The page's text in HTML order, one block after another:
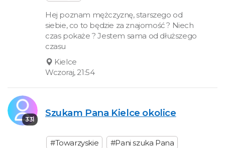
Hej poznam mężczyznę, starszego od
siebie, co to będzie za znajomość ? Niech
czas pokaże ? Jestem sama od dłuższego
czasu
Kielce
Wczoraj, 21:54
33l
Szukam Pana Kielce okolice
#Towarzyskie #Pani szuka Pana